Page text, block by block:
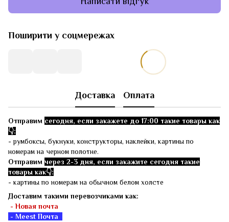
Поширити у соцмережах
Доставка Оплата
Отправим сегодня, если закажете до 17:00 такие товары как
👇:
- румбоксы, букнуки, конструкторы, наклейки, картины по
номерам на черном полотне.
Отправим через 2-3 дня, если закажите сегодня такие
товары как👇:
- картины по номерам на обычном белом холсте
Доставим такими перевозчиками как:
- Новая почта
- Meest Почта